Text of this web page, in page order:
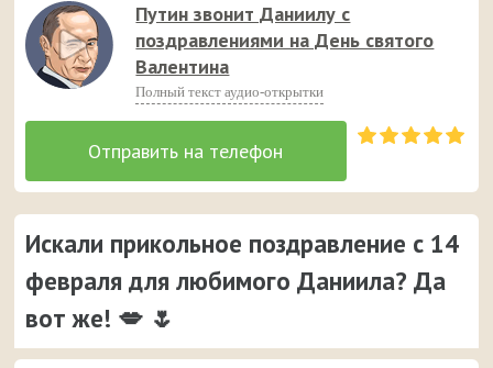
Путин звонит Даниилу с
поздравлениями на День святого
Валентина
Полный текст аудио-открытки
Искали прикольное поздравление с 14
февраля для любимого Даниила? Да
вот же! 💋 🌷